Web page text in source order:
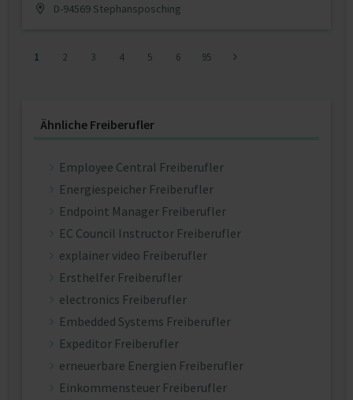
D-94569 Stephansposching
1 2 3 4 5 6 95
Ähnliche Freiberufler
Employee Central Freiberufler
Energiespeicher Freiberufler
Endpoint Manager Freiberufler
EC Council Instructor Freiberufler
explainer video Freiberufler
Ersthelfer Freiberufler
electronics Freiberufler
Embedded Systems Freiberufler
Expeditor Freiberufler
erneuerbare Energien Freiberufler
Einkommensteuer Freiberufler